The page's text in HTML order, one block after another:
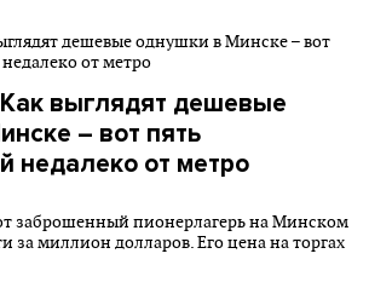
выглядят дешевые
– вот пять
недалеко от метро